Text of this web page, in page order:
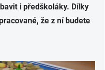
i předškoláky. Dílky
že z ní budete